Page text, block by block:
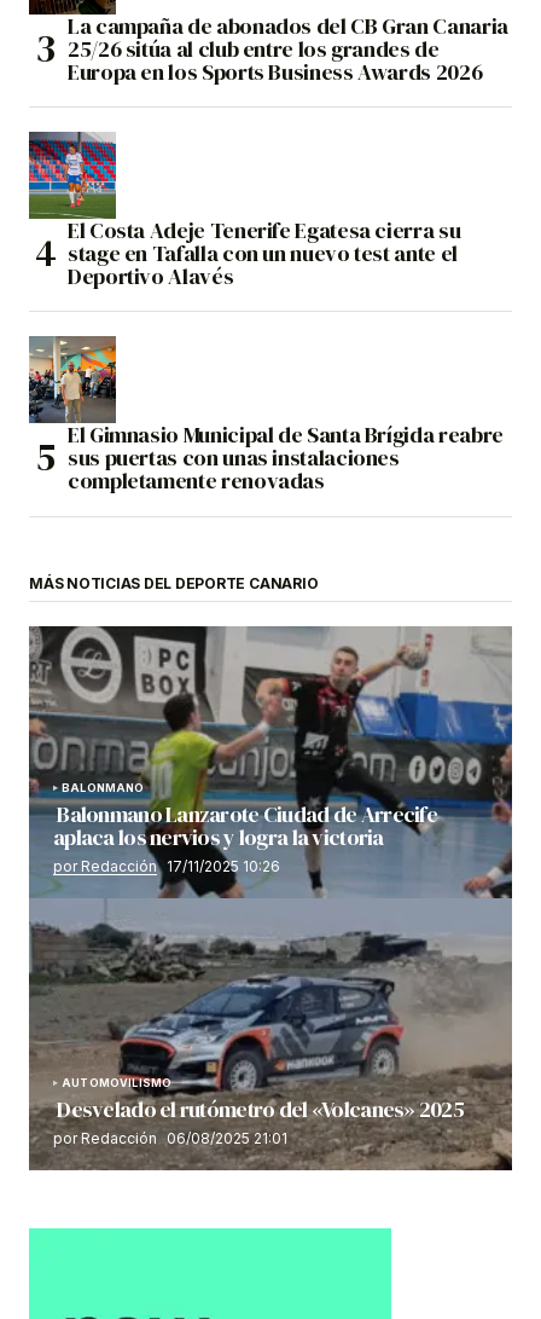
La campaña de abonados del CB Gran Canaria
25/26 sitúa al club entre los grandes de
Europa en los Sports Business Awards 2026
El Costa Adeje Tenerife Egatesa cierra su
stage en Tafalla con un nuevo test ante el
Deportivo Alavés
El Gimnasio Municipal de Santa Brígida reabre
sus puertas con unas instalaciones
completamente renovadas
MÁS NOTICIAS DEL DEPORTE CANARIO
BALONMANO
Balonmano Lanzarote Ciudad de Arrecife
aplaca los nervios y logra la victoria
por Redacción 17/11/2025 10:26
AUTOMOVILISMO
Desvelado el rutómetro del «Volcanes» 2025
por Redacción 06/08/2025 21:01